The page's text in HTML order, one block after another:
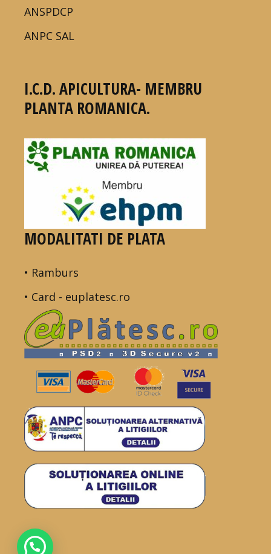
ANSPDCP
ANPC SAL
I.C.D. APICULTURA- MEMBRU
PLANTA ROMANICA.
MODALITATI DE PLATA
• Ramburs
• Card - euplatesc.ro